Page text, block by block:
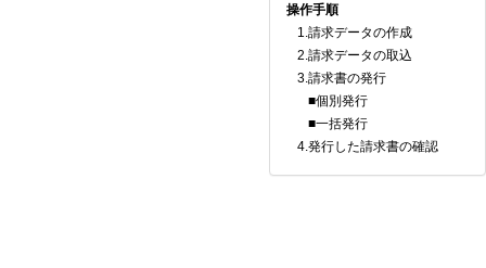
操作手順
1.請求データの作成
2.請求データの取込
3.請求書の発行
■個別発行
■一括発行
4.発行した請求書の確認